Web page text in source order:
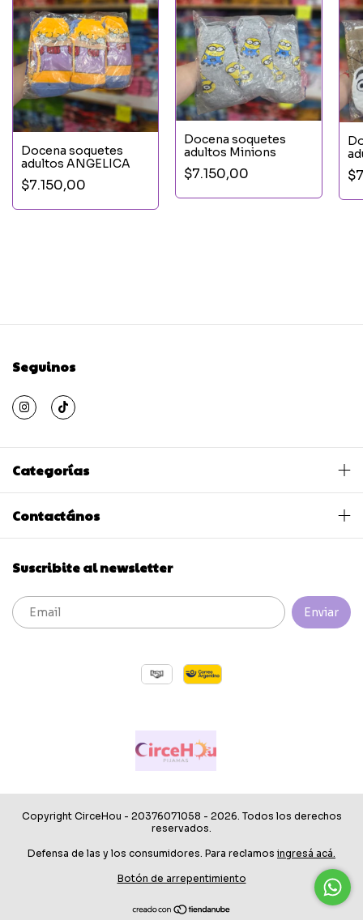
Docena soquetes
adultos ANGELICA
$7.150,00
Docena soquetes
adultos Minions
$7.150,00
Seguinos
Categorías
Contactános
Suscribite al newsletter
Copyright CirceHou - 20376071058 - 2026. Todos los derechos
reservados.
Defensa de las y los consumidores. Para reclamos ingresá acá.
Botón de arrepentimiento